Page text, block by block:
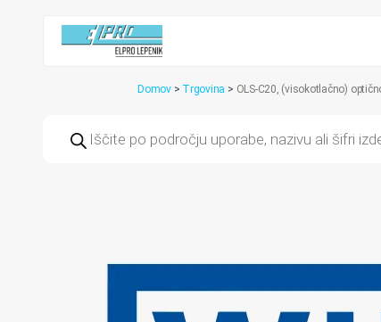
Domov > Trgovina > OLS-C20, (visokotlačno)
search